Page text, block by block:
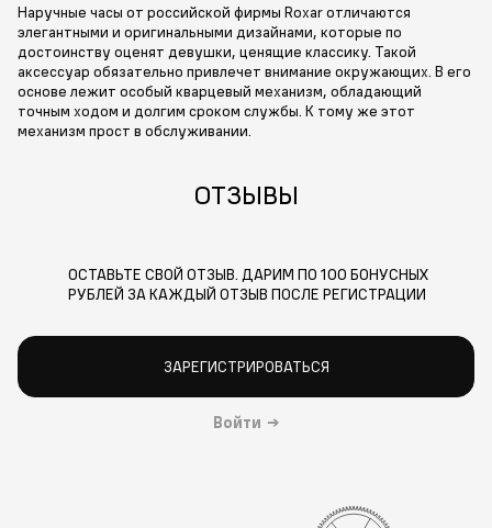
Наручные часы от российской фирмы Roxar отличаются
элегантными и оригинальными дизайнами, которые по
достоинству оценят девушки, ценящие классику. Такой
аксессуар обязательно привлечет внимание окружающих. В его
основе лежит особый кварцевый механизм, обладающий
точным ходом и долгим сроком службы. К тому же этот
механизм прост в обслуживании.
ОТЗЫВЫ
ОСТАВЬТЕ СВОЙ ОТЗЫВ. ДАРИМ ПО 100 БОНУСНЫХ
РУБЛЕЙ ЗА КАЖДЫЙ ОТЗЫВ ПОСЛЕ РЕГИСТРАЦИИ
ЗАРЕГИСТРИРОВАТЬСЯ
Войти →